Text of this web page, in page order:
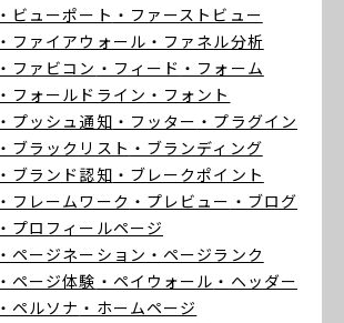
・ビューポート ・ファーストビュー
・ファイアウォール ・ファネル分析
・ファビコン ・フィード ・フォーム
・フォールドライン ・フォント
・プッシュ通知 ・フッター ・プラグイン
・ブラックリスト ・ブランディング
・ブランド認知 ・ブレークポイント
・フレームワーク ・プレビュー ・ブログ
・プロフィールページ
・ページネーション ・ページランク
・ページ体験 ・ペイウォール ・ヘッダー
・ペルソナ ・ホームページ